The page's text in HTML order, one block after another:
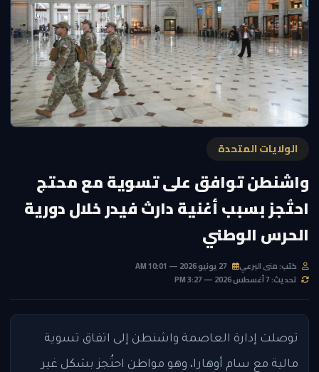
الولايات المتحدة
واشنطن توافق على تسوية مع محتج
احتُجز بسبب أغنية دارث فيدر خلال دورية
الحرس الوطني
كتب: منى البرعي
تحديث: 7 أغسطس 2026 — 3:27 PM
توصلت إدارة العاصمة واشنطن إلى اتفاق تسوية
مالية مع سام أوهارا، وهو مواطن احتُجز بشكل غير